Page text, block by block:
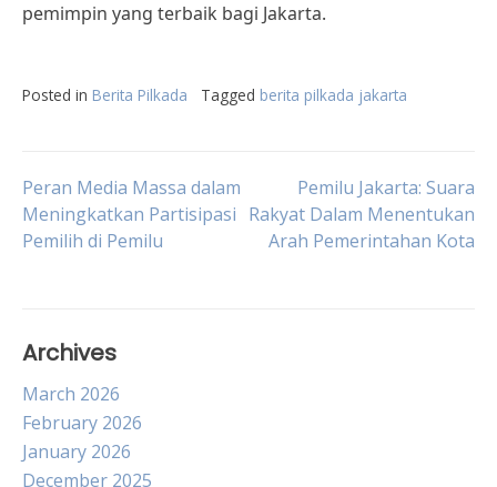
pemimpin yang terbaik bagi Jakarta.
Posted in Berita Pilkada Tagged berita pilkada jakarta
Post
navigation
Peran Media Massa dalam
Meningkatkan Partisipasi
Pemilih di Pemilu
Pemilu Jakarta: Suara
Rakyat Dalam Menentukan
Arah Pemerintahan Kota
Archives
March 2026
February 2026
January 2026
December 2025